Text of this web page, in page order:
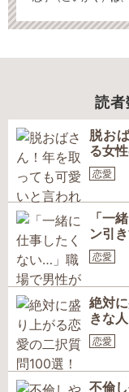
読者
脱お
る女
恋愛
「一
ン引
恋愛
絶対
きな
恋愛
不倫